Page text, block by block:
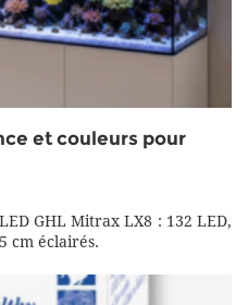
et couleurs pour
GHL Mitrax LX8 : 132 LED,
cm éclairés.